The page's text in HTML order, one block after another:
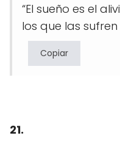
“El sueño es el
los que las sufren
Copiar
21.